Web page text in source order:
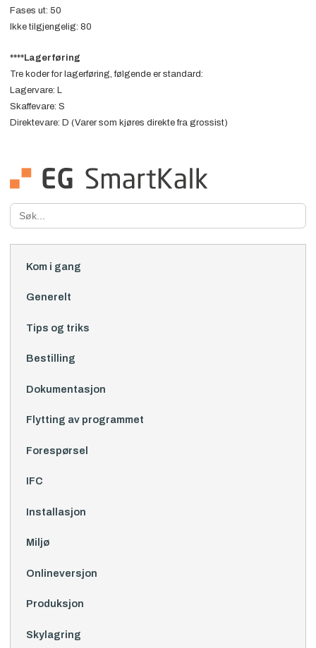
Search
for:
Kom i gang
Generelt
Tips og triks
Bestilling
Dokumentasjon
Flytting av programmet
Forespørsel
IFC
Installasjon
Miljø
Onlineversjon
Produksjon
Skylagring
Fases ut: 50
Ikke tilgjengelig: 80
****Lagerføring
Tre koder for lagerføring, følgende er standard:
Lagervare: L
Skaffevare: S
Direktevare: D (Varer som kjøres direkte fra grossist)